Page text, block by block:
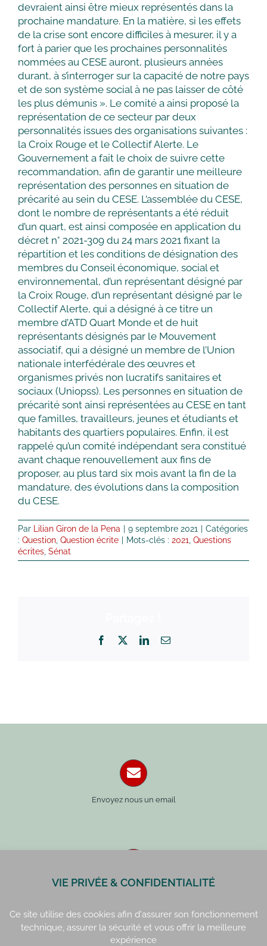
devraient ainsi être mieux représentés dans la
prochaine mandature. En la matière, si les effets
de la crise sont encore difficiles à mesurer, il y a
fort à parier que les prochaines personnalités
nommées au CESE auront, plusieurs années
durant, à s’interroger sur la capacité de notre pays
et de son système social à ne pas laisser de côté
les plus démunis ». Le comité a ainsi proposé la
représentation de ce secteur par deux
personnalités issues des organisations suivantes :
la Croix Rouge et le Collectif Alerte. Le
Gouvernement a fait le choix de suivre cette
recommandation, afin de garantir une meilleure
représentation des personnes en situation de
précarité au sein du CESE. L’assemblée du CESE,
dont le nombre de représentants a été réduit
d’un quart, est ainsi composée en application du
décret n° 2021-309 du 24 mars 2021 fixant la
répartition et les conditions de désignation des
membres du Conseil économique, social et
environnemental, d’un représentant désigné par
la Croix Rouge, d’un représentant désigné par le
Collectif Alerte, qui a désigné à ce titre un
membre d’ATD Quart Monde et de huit
représentants désignés par le Mouvement
associatif, qui a désigné un membre de l’Union
nationale interfédérale des œuvres et
organismes privés non lucratifs sanitaires et
sociaux (Uniopss). Les personnes en situation de
précarité sont ainsi représentées au CESE en tant
que familles, travailleurs, jeunes et étudiants et
habitants des quartiers populaires. Enfin, il est
rappelé qu’un comité indépendant sera constitué
avant chaque renouvellement aux fins de
proposer, au plus tard six mois avant la fin de la
mandature, des évolutions dans la composition
du CESE.
Par Lilian Giron de la Pena 9 septembre 2021
Catégories
: Question Question écrite Mots-clés : 2021 Questions
écrites Sénat
Facebook LinkedInEmail
Envoyez nous un email
Paris : 01 42 34 14 59
VIE PRIVÉE & CONFIDENTIALITÉ
Ce site utilise des cookies afin d'assurer son fonctionnement
technique, assurer la sécurité et vous offrir la meilleure
expérience